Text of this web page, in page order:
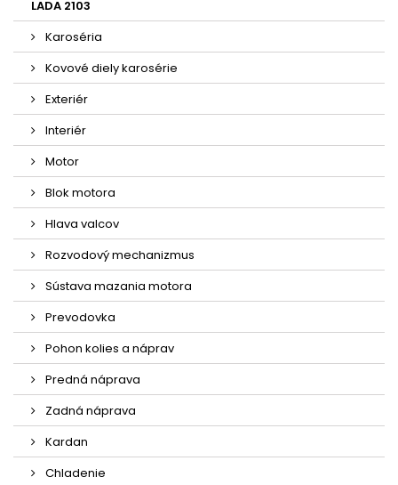
LADA 2103
Karoséria
Kovové diely karosérie
Exteriér
Interiér
Motor
Blok motora
Hlava valcov
Rozvodový mechanizmus
Sústava mazania motora
Prevodovka
Pohon kolies a náprav
Predná náprava
Zadná náprava
Kardan
Chladenie